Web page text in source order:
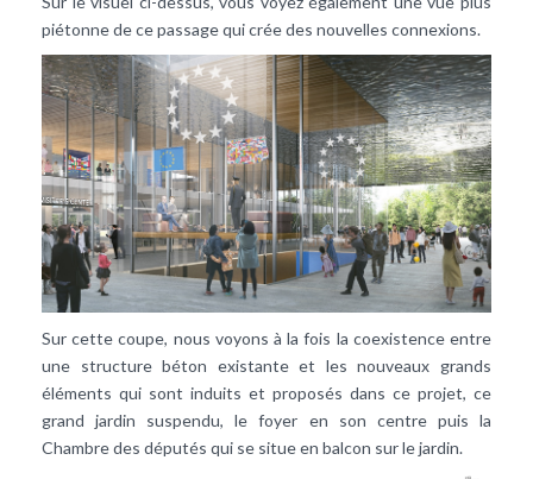
piétonne de ce passage qui crée des nouvelles connexions.
Sur cette coupe, nous voyons à la fois la coexistence entre
une structure béton existante et les nouveaux grands
éléments qui sont induits et proposés dans ce projet, ce
grand jardin suspendu, le foyer en son centre puis la
Chambre des députés qui se situe en balcon sur le jardin.